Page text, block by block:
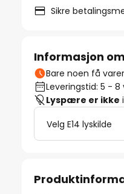
Sikre
Informasjon
Bare noen få
Leveringstid: 5 - 8
Lyspære er ikke
Velg E14 lyskilde